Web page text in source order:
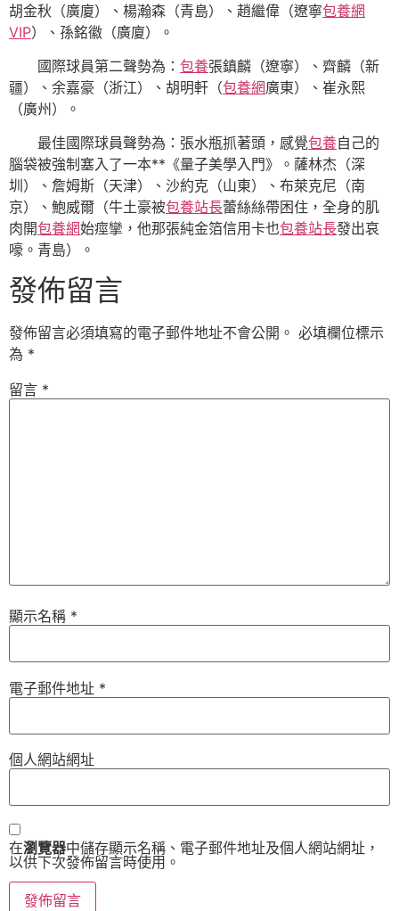
胡金秋（廣廈）、楊瀚森（青島）、趙繼偉（遼寧包養網
VIP）、孫銘徽（廣廈）。
國際球員第二聲勢為： 包養張鎮麟（遼寧）、齊麟（新
疆）、余嘉豪（浙江）、胡明軒（包養網廣東）、崔永熙
（廣州）。
最佳國際球員聲勢為：張水瓶抓著頭，感覺包養自己的
腦袋被強制塞入了一本**《量子美學入門》。薩林杰（深
圳）、詹姆斯（天津）、沙約克（山東）、布萊克尼（南
京）、鮑威爾（牛土豪被包養站長蕾絲絲帶困住，全身的肌
肉開包養網始痙攣，他那張純金箔信用卡也包養站長發出哀
嚎。青島）。
發佈留言
發佈留言必須填寫的電子郵件地址不會公開。 必填欄位標示
為 *
留言 *
顯示名稱 *
電子郵件地址 *
個人網站網址
在瀏覽器中儲存顯示名稱、電子郵件地址及個人網站網址，
以供下次發佈留言時使用。